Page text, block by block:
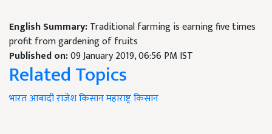
English Summary:Traditional farming is earning five times
profit from gardening of fruits
Published on:09 January 2019, 06:56 PM IST
Related Topics
भारतआबादीराजेशकिसानमहाराष्ट्र किसान